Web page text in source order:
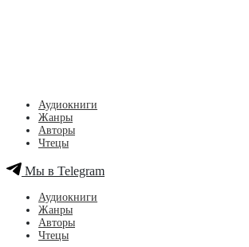
Аудиокниги
Жанры
Авторы
Чтецы
Мы в Telegram
Аудиокниги
Жанры
Авторы
Чтецы